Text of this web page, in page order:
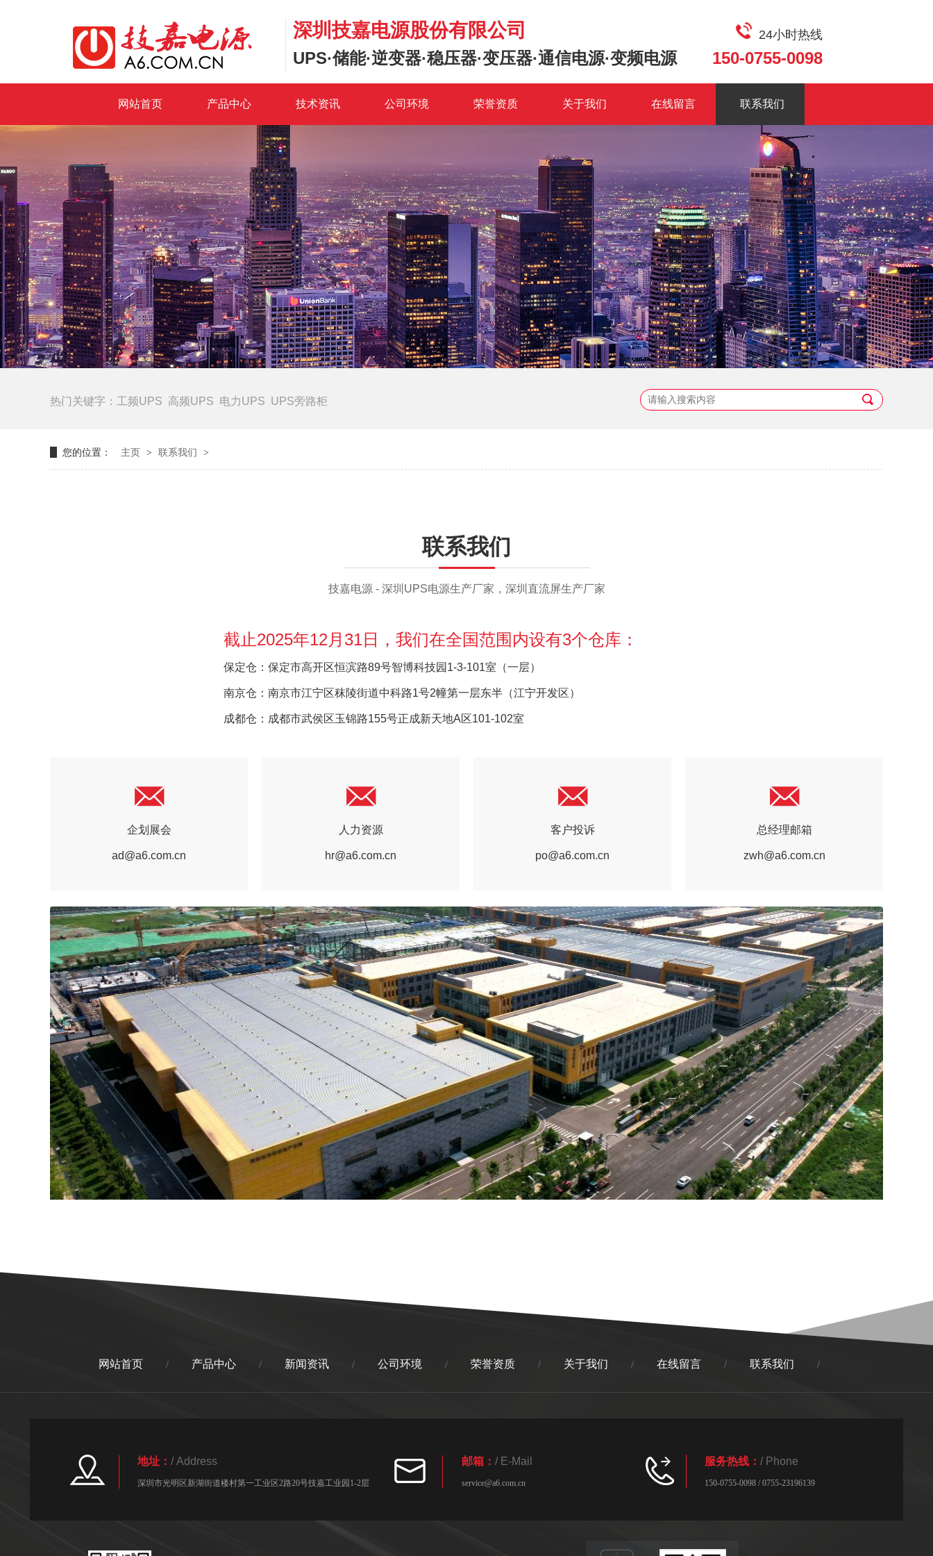
深圳技嘉电源股份有限公司 24小时热线
UPS·储能·逆变器·稳压器·变压器·通信电源·变频电源 150-0755-0098
网站首页 产品中心 技术资讯 公司环境 荣誉资质 关于我们 在线留言 联系我们
热门关键字： 工频UPS 高频UPS 电力UPS UPS旁路柜
您的位置： 主页 > 联系我们 >
联系我们
技嘉电源 - 深圳UPS电源生产厂家，深圳直流屏生产厂家
截止2025年12月31日，我们在全国范围内设有3个仓库：
保定仓：保定市高开区恒滨路89号智博科技园1-3-101室（一层）
南京仓：南京市江宁区秣陵街道中科路1号2幢第一层东半（江宁开发区）
成都仓：成都市武侯区玉锦路155号正成新天地A区101-102室
企划展会
ad@a6.com.cn
人力资源
hr@a6.com.cn
客户投诉
po@a6.com.cn
总经理邮箱
zwh@a6.com.cn
网站首页 / 产品中心 / 新闻资讯 / 公司环境 / 荣誉资质 / 关于我们 / 在线留言 / 联系我们 /
地址： / Address
深圳市光明区新湖街道楼村第一工业区2路20号技嘉工业园1-2层
邮箱： / E-Mail
service@a6.com.cn
服务热线： / Phone
150-0755-0098 / 0755-23196139